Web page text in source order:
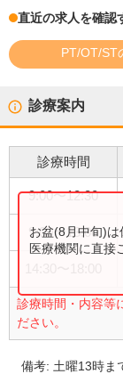
直近の求人を確認
PT/OT/ST
診療案内
診療時間
9:00〜12:30
9:00〜13:00
診療時間・内容等
ださい。
お盆(8月中旬)
医療機関に直接
備考: 土曜13時ま